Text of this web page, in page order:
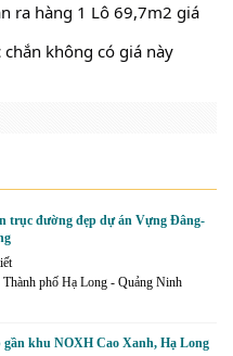
ra hàng 1 Lô 69,7m2 giá
không có giá này
trục đường đẹp dự án Vựng Đâng-
Thành phố Hạ Long - Quảng Ninh
khu NOXH Cao Xanh, Hạ Long